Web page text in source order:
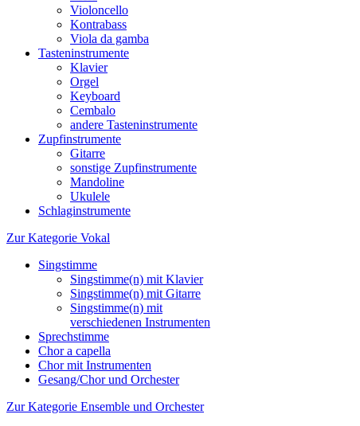
Violoncello
Kontrabass
Viola da gamba
Tasteninstrumente
Klavier
Orgel
Keyboard
Cembalo
andere Tasteninstrumente
Zupfinstrumente
Gitarre
sonstige Zupfinstrumente
Mandoline
Ukulele
Schlaginstrumente
Zur Kategorie Vokal
Singstimme
Singstimme(n) mit Klavier
Singstimme(n) mit Gitarre
Singstimme(n) mit
verschiedenen Instrumenten
Sprechstimme
Chor a capella
Chor mit Instrumenten
Gesang/Chor und Orchester
Zur Kategorie Ensemble und Orchester